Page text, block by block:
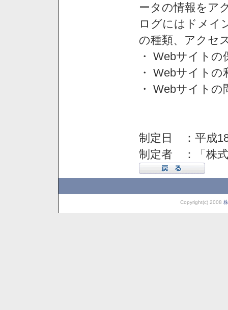
ータの情報をア
ログにはドメイ
の種類、アクセ
・ Webサイトの
・ Webサイト
・ Webサイト
制定日 ：平成
制定者 ：「株
Copyright(c) 2008